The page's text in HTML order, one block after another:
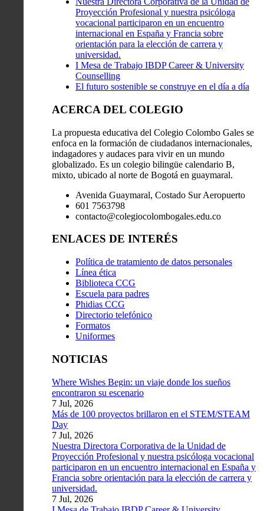
Proyección Profesional y nuestra psicóloga
vocacional participaron en un encuentro
internacional en España y Francia sobre
orientación para la elección de carrera y
universidad.
I Mesa de Trabajo IBDP Career & University
Counselling
El futuro sostenible se construye en el día a día
ACERCA DEL COLEGIO
La propuesta educativa del Colegio Colombo Gales se
enfoca en la formación de ciudadanos internacionales,
indagadores y audaces para vivir en un mundo
globalizado. Es un colegio bilingüe calendario B,
mixto, ubicado al norte de Bogotá en guaymaral.
Avenida Guaymaral, Costado Sur Aeropuerto
601 7563798
contacto@colegiocolombogales.edu.co
ENLACES DE INTERÉS
Política de tratamiento de datos personales
Línea ética
Biblioteca CCG
Escuela para padres
Phidias CCG
Directorio telefónico
Formatos
Uniformes
NOTICIAS
Where Wishes Begin: un viaje donde los sueños
encontraron su escenario
7 Jul, 2026
Más de 100 proyectos brillaron en el STEM/STEAM
Day
7 Jul, 2026
Nuestra Directora Corporativa de la Unidad de
Proyección Profesional y nuestra psicóloga vocacional
participaron en un encuentro internacional en España y
Francia sobre orientación para la elección de carrera y
universidad.
7 Jul, 2026